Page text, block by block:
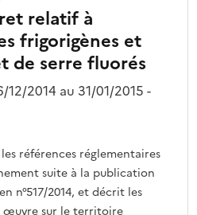
relatif à
frigorigènes et
de serre fluorés
2014 au 31/01/2015 -
références réglementaires
suite à la publication
n°517/2014, et décrit les
œuvre sur le territoire